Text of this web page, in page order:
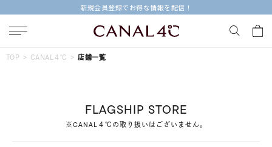
新規会員登録でお得な情報を配信！
#eギフト #ハーフエタニティリング
#メンズ ネックレス
TOP CANAL４℃ 店舗一覧
FLAGSHIP STORE
※CANAL４℃の取り扱いはございません。